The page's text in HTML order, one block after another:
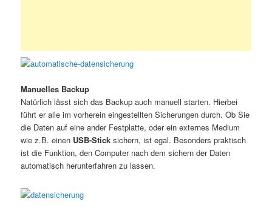
Manuelles Backup
Natürlich lässt sich das Backup auch manuell starten. Hierbei
führt er alle im vorherein eingestellten Sicherungen durch. Ob Sie
die Daten auf eine ander Festplatte, oder ein externes Medium
wie z.B. einen USB-Stick sichern, ist egal. Besonders praktisch
ist die Funktion, den Computer nach dem sichern der Daten
automatisch herunterfahren zu lassen.